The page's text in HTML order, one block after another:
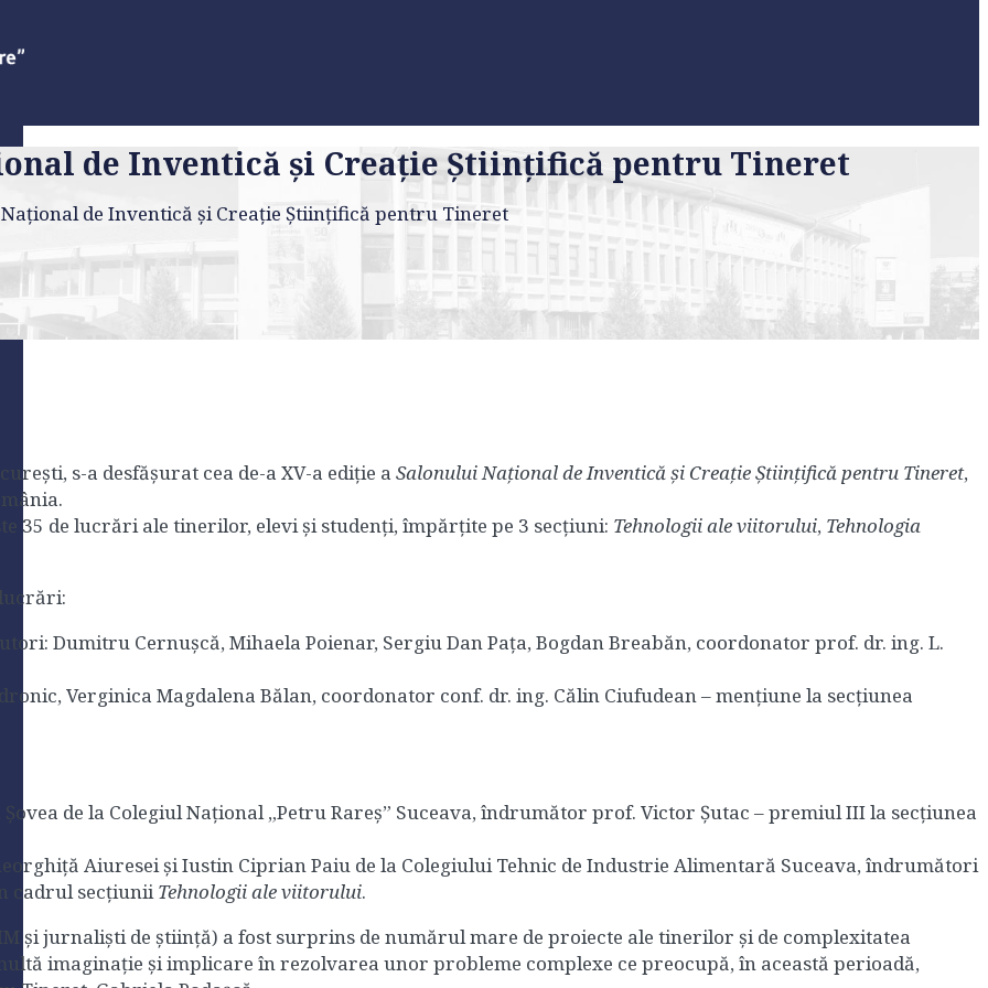
de Inventică şi Creaţie Ştiinţifică pentru Tineret
Naţional de Inventică şi Creaţie Ştiinţifică pentru Tineret
s-a desfășurat cea de-a XV-a ediție a Salonului Naţional de Inventică şi Creaţie Ştiinţifică pentru Tineret,
de lucrări ale tinerilor, elevi și studenți, împărțite pe 3 secțiuni: Tehnologii ale viitorului, Tehnologia
Dumitru Cernușcă, Mihaela Poienar, Sergiu Dan Pața, Bogdan Breabăn, coordonator prof. dr. ing. L.
Verginica Magdalena Bălan, coordonator conf. dr. ing. Călin Ciufudean – mențiune la secțiunea
de la Colegiul Național „Petru Rareș” Suceava, îndrumător prof. Victor Șutac – premiul III la secţiunea
Aiuresei şi Iustin Ciprian Paiu de la Colegiului Tehnic de Industrie Alimentară Suceava, îndrumători
cadrul secţiuniiTehnologii ale viitorului.
și jurnaliști de știință) a fost surprins de numărul mare de proiecte ale tinerilor și de complexitatea
imaginație și implicare în rezolvarea unor probleme complexe ce preocupă, în această perioadă,